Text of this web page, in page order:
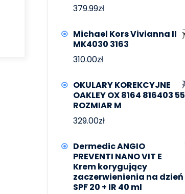
379.99zł
Michael Kors Vivianna II
MK4030 3163
310.00zł
OKULARY KOREKCYJNE
OAKLEY OX 8164 816403 55
ROZMIAR M
329.00zł
Dermedic ANGIO
PREVENTI NANO VIT E
Krem korygujący
zaczerwienienia na dzień
SPF 20 + IR 40 ml